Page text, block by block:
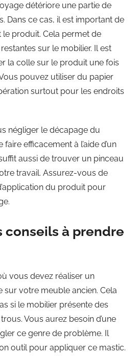
détériore une partie de
Dans ce cas, il est important de
produit. Cela permet de
sur le mobilier. Il est
la colle sur le produit une fois
pouvez utiliser du papier
surtout pour les endroits
négliger le décapage du
efficacement à l’aide d’un
aussi de trouver un pinceau
travail. Assurez-vous de
du produit pour
conseils à prendre
vous devez réaliser un
sur votre meuble ancien. Cela
si le mobilier présente des
Vous aurez besoin d’une
ce genre de problème. Il
outil pour appliquer ce mastic.